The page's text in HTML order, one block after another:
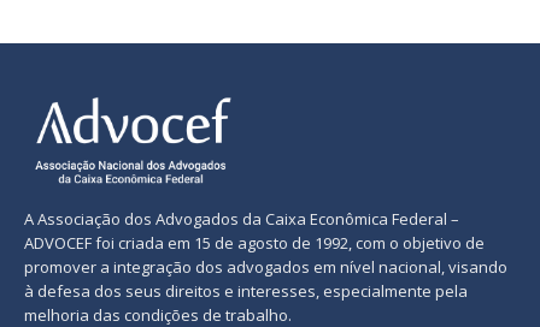
A Associação dos Advogados da Caixa Econômica Federal –
ADVOCEF foi criada em 15 de agosto de 1992, com o objetivo de
promover a integração dos advogados em nível nacional, visando
à defesa dos seus direitos e interesses, especialmente pela
melhoria das condições de trabalho.